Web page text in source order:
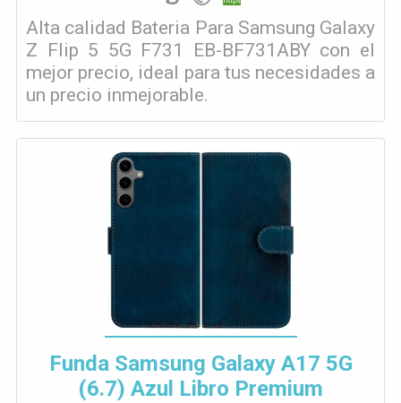
Alta calidad Bateria Para Samsung Galaxy
Z Flip 5 5G F731 EB-BF731ABY con el
mejor precio, ideal para tus necesidades a
un precio inmejorable.
Funda Samsung Galaxy A17 5G
(6.7) Azul Libro Premium